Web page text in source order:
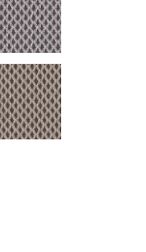
7263 silbergrau
7270 grau